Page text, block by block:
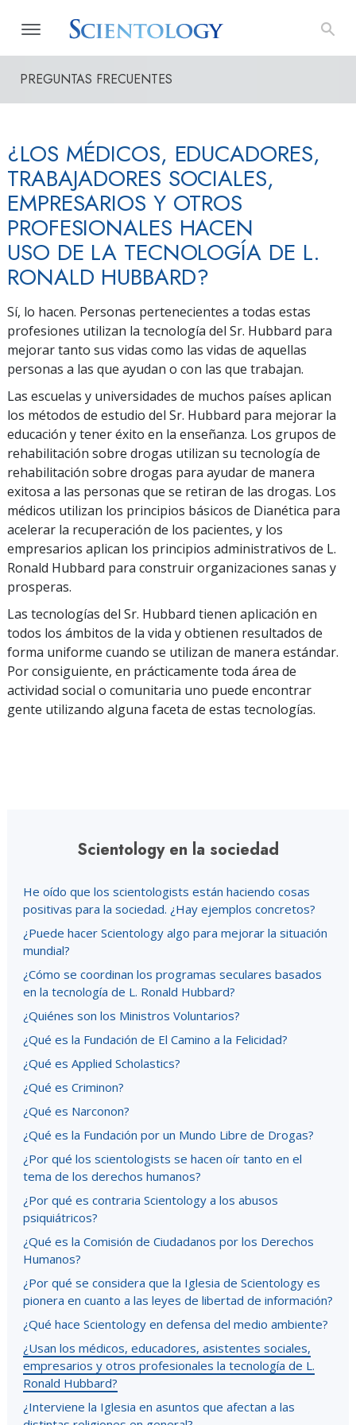
PREGUNTAS FRECUENTES
¿LOS MÉDICOS, EDUCADORES,
TRABAJADORES SOCIALES,
EMPRESARIOS Y OTROS
PROFESIONALES HACEN
USO DE LA TECNOLOGÍA DE L.
RONALD HUBBARD?
Sí, lo hacen. Personas pertenecientes a todas estas
profesiones utilizan la tecnología del Sr. Hubbard para
mejorar tanto sus vidas como las vidas de aquellas
personas a las que ayudan o con las que trabajan.
Las escuelas y universidades de muchos países aplican
los métodos de estudio del Sr. Hubbard para mejorar la
educación y tener éxito en la enseñanza. Los grupos de
rehabilitación sobre drogas utilizan su tecnología de
rehabilitación sobre drogas para ayudar de manera
exitosa a las personas que se retiran de las drogas. Los
médicos utilizan los principios básicos de Dianética para
acelerar la recuperación de los pacientes, y los
empresarios aplican los principios administrativos de L.
Ronald Hubbard para construir organizaciones sanas y
prosperas.
Las tecnologías del Sr. Hubbard tienen aplicación en
todos los ámbitos de la vida y obtienen resultados de
forma uniforme cuando se utilizan de manera estándar.
Por consiguiente, en prácticamente toda área de
actividad social o comunitaria uno puede encontrar
gente utilizando alguna faceta de estas tecnologías.
Scientology en la sociedad
He oído que los scientologists están haciendo cosas
positivas para la sociedad. ¿Hay ejemplos concretos?
¿Puede hacer Scientology algo para mejorar la situación
mundial?
¿Cómo se coordinan los programas seculares basados
en la tecnología de L. Ronald Hubbard?
¿Quiénes son los Ministros Voluntarios?
¿Qué es la Fundación de El Camino a la Felicidad?
¿Qué es Applied Scholastics?
¿Qué es Criminon?
¿Qué es Narconon?
¿Qué es la Fundación por un Mundo Libre de Drogas?
¿Por qué los scientologists se hacen oír tanto en el
tema de los derechos humanos?
¿Por qué es contraria Scientology a los abusos
psiquiátricos?
¿Qué es la Comisión de Ciudadanos por los Derechos
Humanos?
¿Por qué se considera que la Iglesia de Scientology es
pionera en cuanto a las leyes de libertad de información?
¿Qué hace Scientology en defensa del medio ambiente?
¿Usan los médicos, educadores, asistentes sociales,
empresarios y otros profesionales la tecnología de L.
Ronald Hubbard?
¿Interviene la Iglesia en asuntos que afectan a las